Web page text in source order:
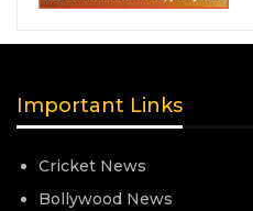
Important Links
Cricket News
Bollywood News